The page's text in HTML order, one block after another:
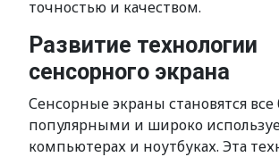
точностью и качеством.
Развитие технологии
сенсорного экрана
Сенсорные экраны становятся все
популярными и широко
компьютерах и ноутбуках. Эта